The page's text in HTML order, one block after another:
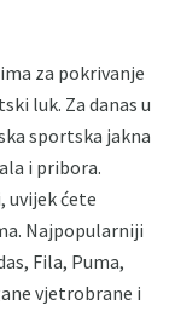
za pokrivanje
luk. Za danas u
sportska jakna
i pribora.
uvijek ćete
Najpopularniji
Fila, Puma,
vjetrobrane i